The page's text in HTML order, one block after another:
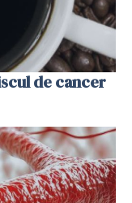
de cancer